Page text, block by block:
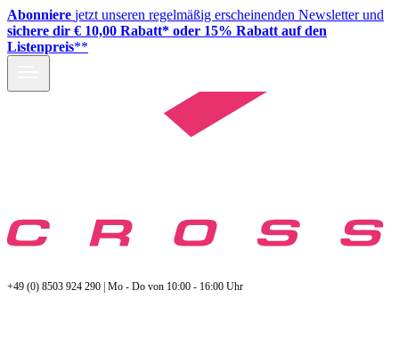
Abonniere jetzt unseren regelmäßig erscheinenden Newsletter und
sichere dir € 10,00 Rabatt* oder 15% Rabatt auf den
Listenpreis**
+49 (0) 8503 924 290 | Mo - Do von 10:00 - 16:00 Uhr